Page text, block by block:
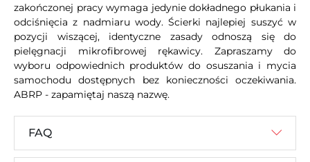
zakończonej pracy wymaga jedynie dokładnego płukania i
odciśnięcia z nadmiaru wody. Ścierki najlepiej suszyć w
pozycji wiszącej, identyczne zasady odnoszą się do
pielęgnacji mikrofibrowej rękawicy. Zapraszamy do
wyboru odpowiednich produktów do osuszania i mycia
samochodu dostępnych bez konieczności oczekiwania.
ABRP - zapamiętaj naszą nazwę.
FAQ